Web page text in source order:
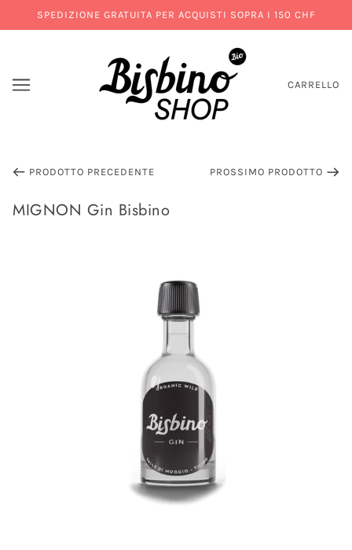
SPEDIZIONE GRATUITA PER ACQUISTI SOPRA I 150 CHF
CARRELLO
PRODOTTO PRECEDENTE PROSSIMO PRODOTTO
MIGNON Gin Bisbino